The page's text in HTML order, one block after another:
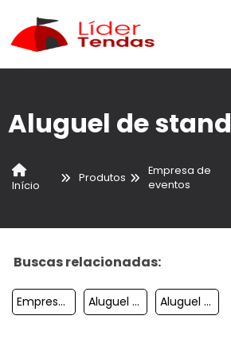
Aluguel de stand
Início
Produtos
Empresa de
eventos
Buscas relacionadas:
Empresa De Eventos E Festas Aluguel De Stands Para Eventos Aluguel De Mesa Para Picnic